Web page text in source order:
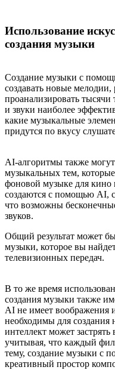
Использование
создания музыки
Создание музыки с
создавать новые
проанализировать тысячи
и звуки наиболее
какие музыкальные
придутся по вкусу
AI-алгоритмы также могут
музыкальных тем,
фоновой музыке для кино
создаются с помощью AI,
что возможны
звуков.
Общий результат может
музыки, которое вы
телевизионных передач.
В то же время
создания музыки также
AI не имеет воображения
необходимы для
интеллект может
учитывая, что каждый
тему, создание музыки с
креативный простор